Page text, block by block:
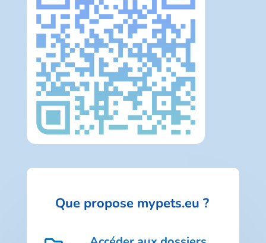
Que propose mypets.eu ?